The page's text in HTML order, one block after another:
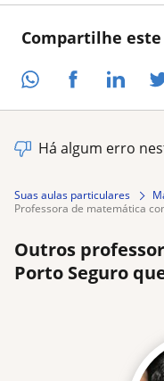
Compartilhe
Há algum erro
Suas aulas particulares
professora de matemática
Outros
Porto Seguro